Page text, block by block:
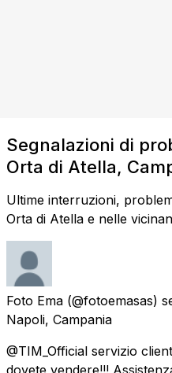
Segnalazioni di
Orta di Atella,
Ultime interruzioni,
Orta di Atella e nelle
Foto Ema (@fotoemasas)
Napoli, Campania
@TIM_Official servizio
dovete vendere!!!